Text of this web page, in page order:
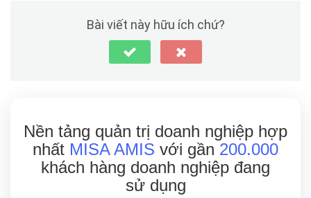
Bài viết này hữu ích chứ?
Nền tảng quản trị doanh nghiệp hợp
nhất MISA AMIS với gần 200.000
khách hàng doanh nghiệp đang
sử dụng